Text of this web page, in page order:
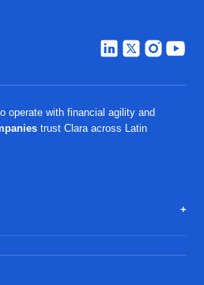
operate with financial agility and
trust Clara across Latin